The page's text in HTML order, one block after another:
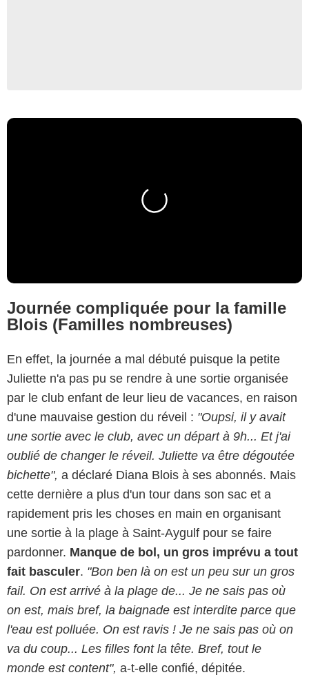
Journée compliquée pour la famille
Blois (Familles nombreuses)
En effet, la journée a mal débuté puisque la petite
Juliette n'a pas pu se rendre à une sortie organisée
par le club enfant de leur lieu de vacances, en raison
d'une mauvaise gestion du réveil : "Oupsi, il y avait
une sortie avec le club, avec un départ à 9h... Et j'ai
oublié de changer le réveil. Juliette va être dégoutée
bichette", a déclaré Diana Blois à ses abonnés. Mais
cette dernière a plus d'un tour dans son sac et a
rapidement pris les choses en main en organisant
une sortie à la plage à Saint-Aygulf pour se faire
pardonner. Manque de bol, un gros imprévu a tout
fait basculer. "Bon ben là on est un peu sur un gros
fail. On est arrivé à la plage de... Je ne sais pas où
on est, mais bref, la baignade est interdite parce que
l'eau est polluée. On est ravis ! Je ne sais pas où on
va du coup... Les filles font la tête. Bref, tout le
monde est content", a-t-elle confié, dépitée.